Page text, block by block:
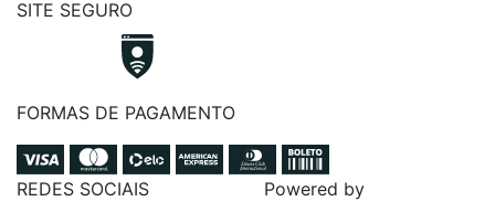
SITE SEGURO
FORMAS DE PAGAMENTO
REDES SOCIAIS Powered by